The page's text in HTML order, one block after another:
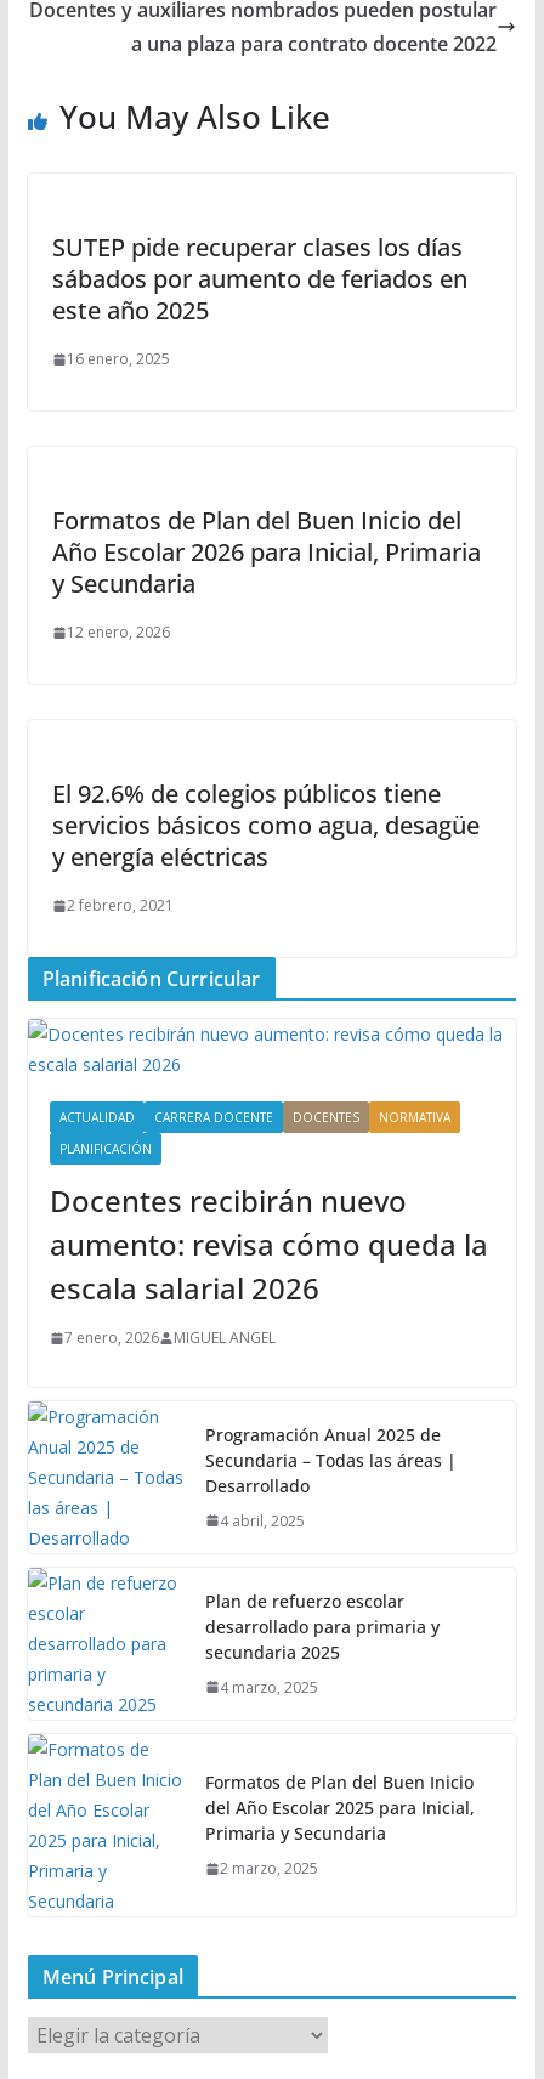
Docentes y auxiliares nombrados pueden postular
a una plaza para contrato docente 2022
You May Also Like
SUTEP pide recuperar clases los días
sábados por aumento de feriados en
este año 2025
16 enero, 2025
Formatos de Plan del Buen Inicio del
Año Escolar 2026 para Inicial, Primaria
y Secundaria
12 enero, 2026
El 92.6% de colegios públicos tiene
servicios básicos como agua, desagüe
y energía eléctricas
2 febrero, 2021
Planificación Curricular
ACTUALIDAD CARRERA DOCENTE DOCENTES
NORMATIVA
PLANIFICACIÓN
Docentes recibirán nuevo
aumento: revisa cómo queda la
escala salarial 2026
7 enero, 2026 MIGUEL ANGEL
Programación Anual 2025 de
Secundaria – Todas las áreas |
Desarrollado
4 abril, 2025
Plan de refuerzo escolar
desarrollado para primaria y
secundaria 2025
4 marzo, 2025
Formatos de Plan del Buen Inicio
del Año Escolar 2025 para Inicial,
Primaria y Secundaria
2 marzo, 2025
Menú Principal
M
e